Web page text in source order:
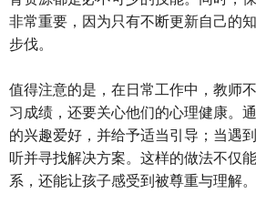
非常重要，因为只有不断更新自己的
步伐。
值得注意的是，在日常工作中，教师
习成绩，还要关心他们的心理健康。
的兴趣爱好，并给予适当引导；当遇
听并寻找解决方案。这样的做法不仅
系，还能让孩子感受到被尊重与理解。